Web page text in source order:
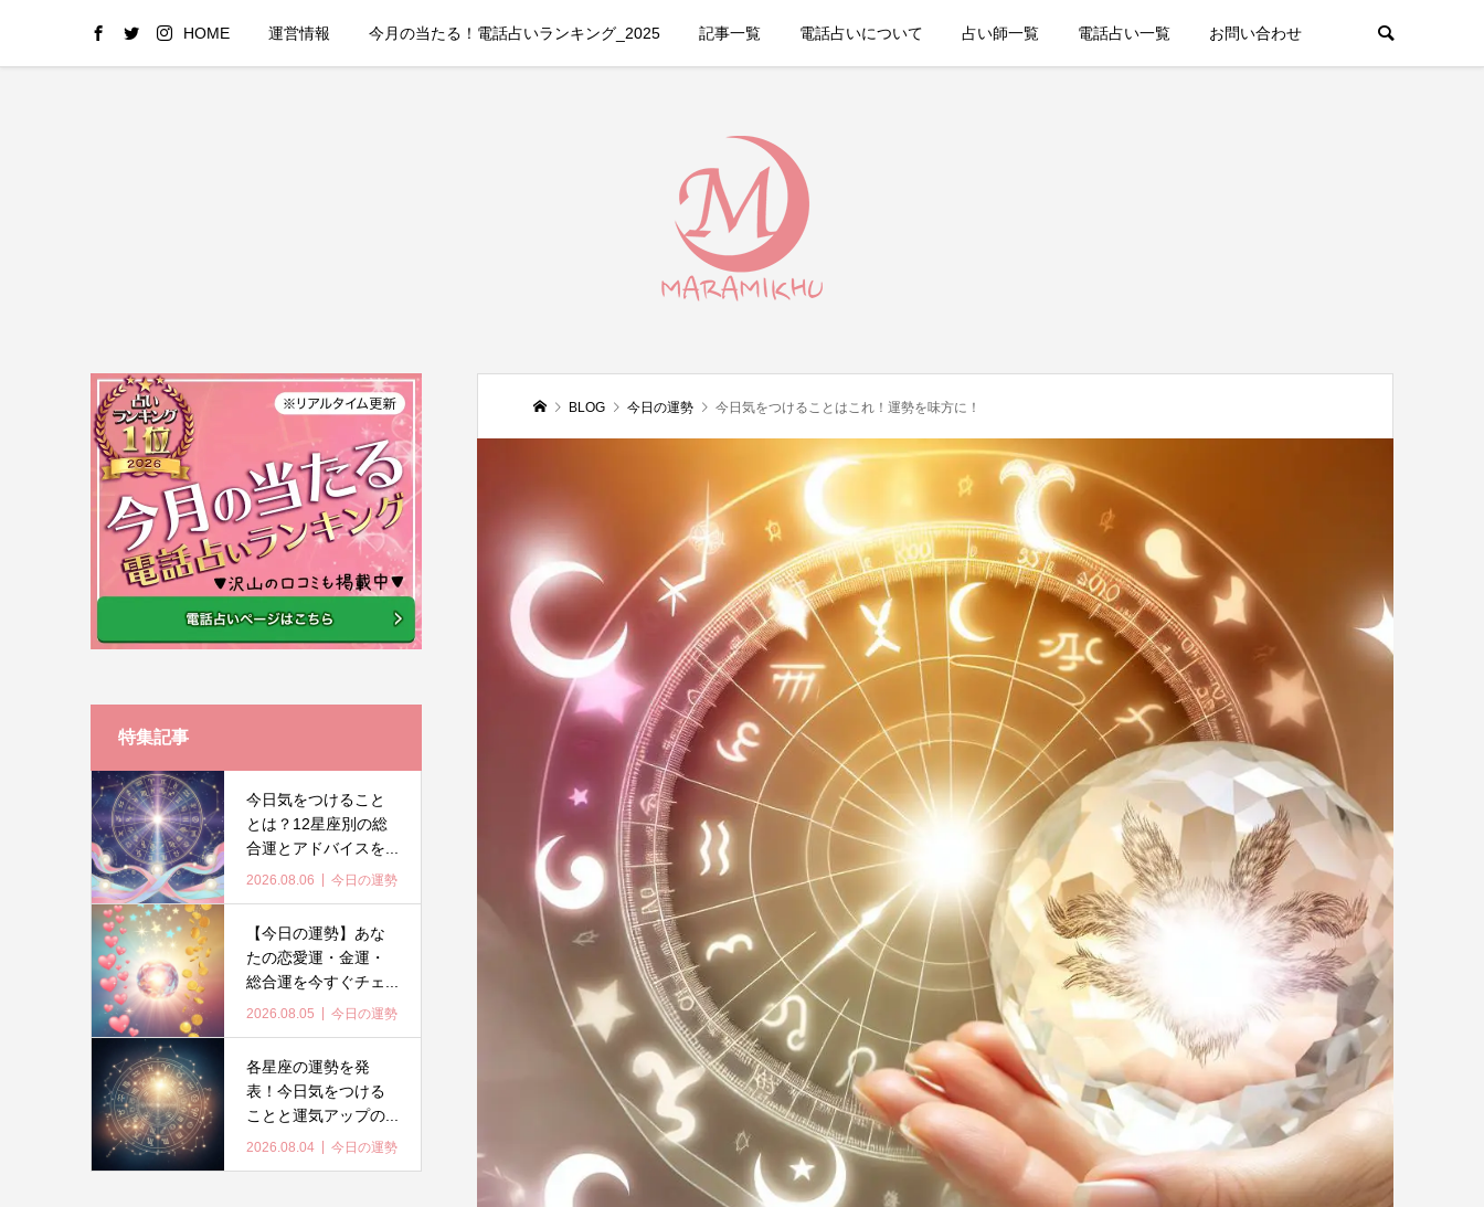
HOME 運営情報 今月の当たる！電話占いランキング_2025 記事一覧 電話占いについて 占い師一覧 電話占い一覧 お問い合わせ
BLOG 今日の運勢 今日気をつけることはこれ！運勢を味方に！
特集記事
今日気をつけること
とは？12星座別の総
合運とアドバイスを...
2026.08.06 今日の運勢
【今日の運勢】あな
たの恋愛運・金運・
総合運を今すぐチェ...
2026.08.05 今日の運勢
各星座の運勢を発
表！今日気をつける
ことと運気アップの...
2026.08.04 今日の運勢